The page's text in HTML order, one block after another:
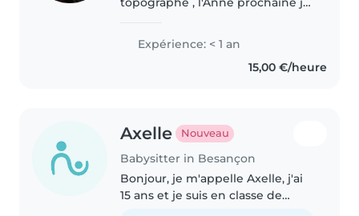
petit boulot pour payer mon
loyer et mes courses , j'aime faire
la fête , voir mes amis..
Expérience: < 1 an
15,00 €/heure
Axelle Nouveau
Babysitter in Besançon
Bonjour, je m'appelle Axelle, j'ai
15 ans et je suis en classe de